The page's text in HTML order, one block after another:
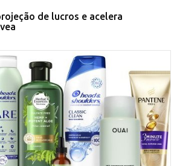
de lucros e acelera